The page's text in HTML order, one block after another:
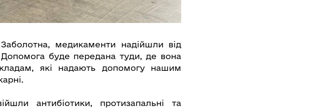
медикаменти надійшли від
Допомога буде передана туди, де вона
які надають допомогу нашим
антибіотики, протизапальні та